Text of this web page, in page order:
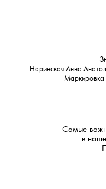
Наринская Анна
Маркировка
Самые
в